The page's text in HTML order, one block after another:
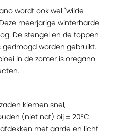
wordt ook wel "wilde
meerjarige winterharde
De stengel en de toppen
gedroogd worden gebruikt.
in de zomer is oregano
kiemen snel,
(niet nat) bij ± 20°C.
met aarde en licht